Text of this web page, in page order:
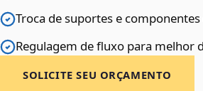
Troca de suportes e
Regulagem de fluxo para melhor
SOLICITE SEU ORÇAMENTO